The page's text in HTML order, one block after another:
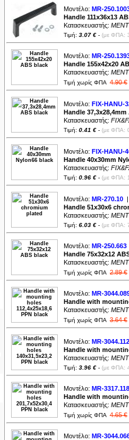
Μοντέλο: MR-
Handle 111x36x13
Κατασκευαστής:
Τιμή: 3.07 € - (με ΦΠΑ:
Μοντέλο: MR-
Handle 155x42x20
Κατασκευαστής:
Τιμή χωρίς ΦΠΑ 4.90 €
Μοντέλο: FIX-HANU-
Handle 37,3x28,4mm
Κατασκευαστής:
Τιμή: 0.41 € - (με ΦΠΑ:
Μοντέλο: FIX-HANU-
Handle 40x30mm
Κατασκευαστής:
Τιμή: 0.96 € - (με ΦΠΑ:
Μοντέλο: MR-270.10
Handle 51x30x6
Κατασκευαστής:
Τιμή: 6.03 € - (με ΦΠΑ:
Μοντέλο: MR-250.663
Handle 75x32x12
Κατασκευαστής:
Τιμή χωρίς ΦΠΑ 2.89 €
Μοντέλο: MR-
Handle with
Κατασκευαστής:
Τιμή χωρίς ΦΠΑ 3.64 €
Μοντέλο: MR-
Handle with
Κατασκευαστής:
Τιμή: 3.96 € - (με ΦΠΑ:
Μοντέλο: MR-
Handle with
Κατασκευαστής:
Τιμή χωρίς ΦΠΑ 4.65 €
Μοντέλο: MR-